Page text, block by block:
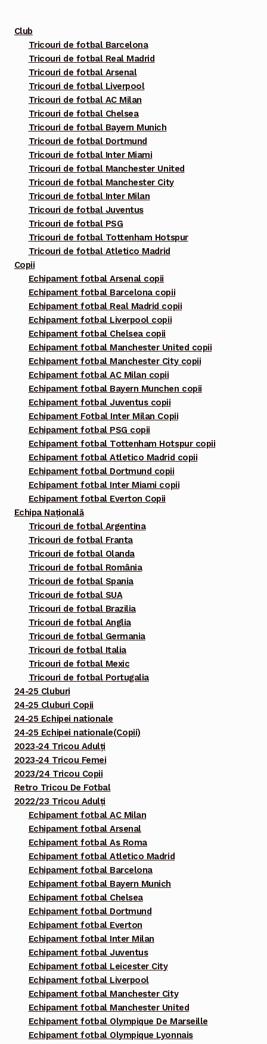
Club
Tricouri de fotbal Barcelona
Tricouri de fotbal Real Madrid
Tricouri de fotbal Arsenal
Tricouri de fotbal Liverpool
Tricouri de fotbal AC Milan
Tricouri de fotbal Chelsea
Tricouri de fotbal Bayern Munich
Tricouri de fotbal Dortmund
Tricouri de fotbal Inter Miami
Tricouri de fotbal Manchester United
Tricouri de fotbal Manchester City
Tricouri de fotbal Inter Milan
Tricouri de fotbal Juventus
Tricouri de fotbal PSG
Tricouri de fotbal Tottenham Hotspur
Tricouri de fotbal Atletico Madrid
Copii
Echipament fotbal Arsenal copii
Echipament fotbal Barcelona copii
Echipament fotbal Real Madrid copii
Echipament fotbal Liverpool copii
Echipament fotbal Chelsea copii
Echipament fotbal Manchester United copii
Echipament fotbal Manchester City copii
Echipament fotbal AC Milan copii
Echipament fotbal Bayern Munchen copii
Echipament fotbal Juventus copii
Echipament Fotbal Inter Milan Copii
Echipament fotbal PSG copii
Echipament fotbal Tottenham Hotspur copii
Echipament fotbal Atletico Madrid copii
Echipament fotbal Dortmund copii
Echipament fotbal Inter Miami copii
Echipament fotbal Everton Copii
Echipa Națională
Tricouri de fotbal Argentina
Tricouri de fotbal Franta
Tricouri de fotbal Olanda
Tricouri de fotbal România
Tricouri de fotbal Spania
Tricouri de fotbal SUA
Tricouri de fotbal Brazilia
Tricouri de fotbal Anglia
Tricouri de fotbal Germania
Tricouri de fotbal Italia
Tricouri de fotbal Mexic
Tricouri de fotbal Portugalia
24-25 Cluburi
24-25 Cluburi Copii
24-25 Echipei nationale
24-25 Echipei nationale(Copii)
2023-24 Tricou Adulți
2023-24 Tricou Femei
2023/24 Tricou Copii
Retro Tricou De Fotbal
2022/23 Tricou Adulți
Echipament fotbal AC Milan
Echipament fotbal Arsenal
Echipament fotbal As Roma
Echipament fotbal Atletico Madrid
Echipament fotbal Barcelona
Echipament fotbal Bayern Munich
Echipament fotbal Chelsea
Echipament fotbal Dortmund
Echipament fotbal Everton
Echipament fotbal Inter Milan
Echipament fotbal Juventus
Echipament fotbal Leicester City
Echipament fotbal Liverpool
Echipament fotbal Manchester City
Echipament fotbal Manchester United
Echipament fotbal Olympique De Marseille
Echipament fotbal Olympique Lyonnais